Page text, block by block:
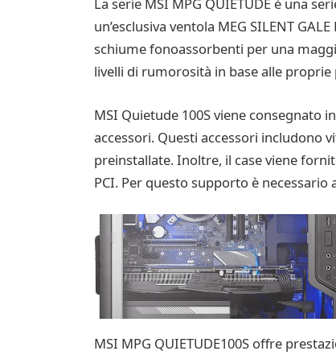
un’esclusiva ventola MEG SILENT
schiume fonoassorbenti per una
livelli di rumorosità in base alle proprie
MSI Quietude 100S viene consegnato
accessori. Questi accessori includono
preinstallate. Inoltre, il case viene
PCI. Per questo supporto è necessario
MSI MPG QUIETUDE100S offre